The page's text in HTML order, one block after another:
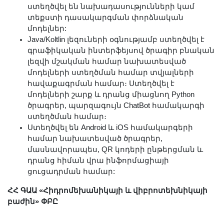
ստեղծվել են նախադասությունների կամ
տեքստի դասակարգման փորձնական
մոդելներ:
Java/Koltlin լեզուների օգնությամբ ստեղծվել է
գրաֆիկական ինտերֆեյսով ծրագիր բնական
լեզվի մշակման համար նախատեսված
մոդելների ստեղծման համար տվյալների
հավաքագրման համար։ Ստեղծվել է
մոդելների շարք և դրանց միացնող Python
ծրագրեր, պարզագույն ChatBot համակարգի
ստեղծման համար։
Ստեղծվել են Android և iOS համակարգերի
համար նախատեսված ծրագրեր,
մասնավորապես, QR կոդերի ընթերցման և
դրանց հիման վրա ինֆորմացիայի
ցուցադրման համար:
ՀՀ ԳԱԱ «Հիդրոմեխանիկայի և վիբրոտեխնիկայի
բաժին» ՓԲԸ